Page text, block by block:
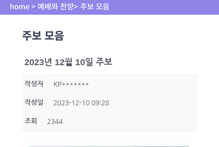
home > 예배와 찬양> 주보 모음
주보 모음
2023년 12월 10일 주보
작성자 KP*******
작성일 2023-12-10 09:28
조회 2344